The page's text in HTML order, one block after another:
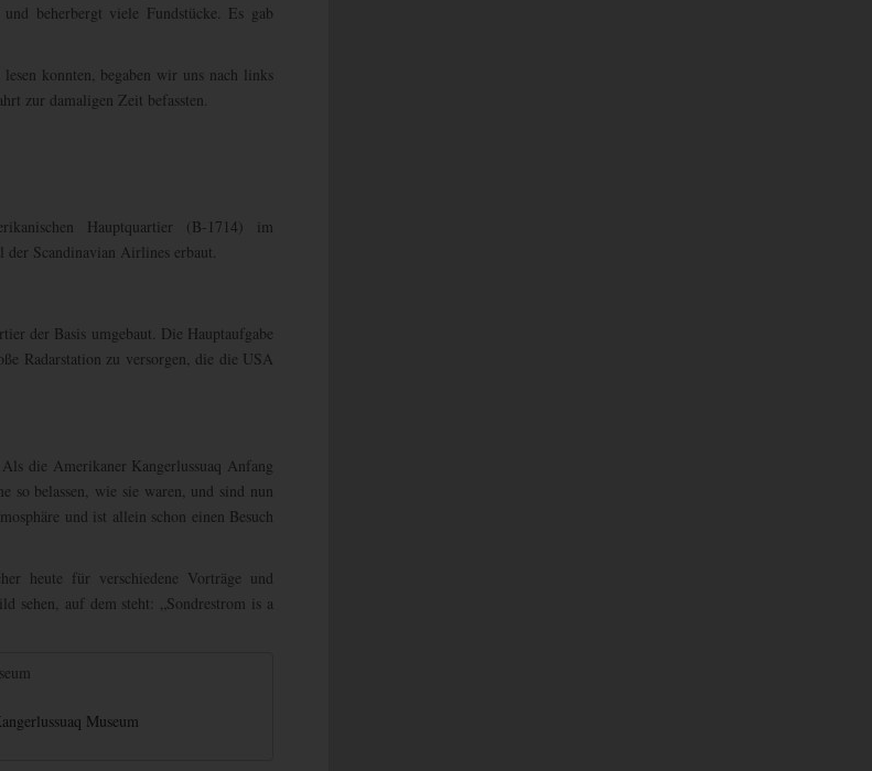
beherbergt viele Fundstücke. Es gab
konnten, begaben wir uns nach links
zur damaligen Zeit befassten.
Hauptquartier (B-1714) im
Scandinavian Airlines erbaut.
der Basis umgebaut. Die Hauptaufgabe
Radarstation zu versorgen, die die USA
die Amerikaner Kangerlussuaq Anfang
so belassen, wie sie waren, und sind nun
und ist allein schon einen Besuch
heute für verschiedene Vorträge und
sehen, auf dem steht: „Sondrestrom is a
Museum